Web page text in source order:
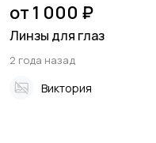
от 1 000 ₽
Линзы для глаз
2 года назад
Виктория